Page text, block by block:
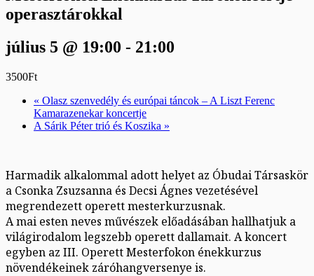
operasztárokkal
július 5 @ 19:00 - 21:00
3500Ft
« Olasz szenvedély és európai táncok – A Liszt Ferenc
Kamarazenekar koncertje
A Sárik Péter trió és Koszika »
Harmadik alkalommal adott helyet az Óbudai Társaskör
a Csonka Zsuzsanna és Decsi Ágnes vezetésével
megrendezett operett mesterkurzusnak.
A mai esten neves művészek előadásában hallhatjuk a
világirodalom legszebb operett dallamait. A koncert
egyben az III. Operett Mesterfokon énekkurzus
növendékeinek záróhangversenye is.